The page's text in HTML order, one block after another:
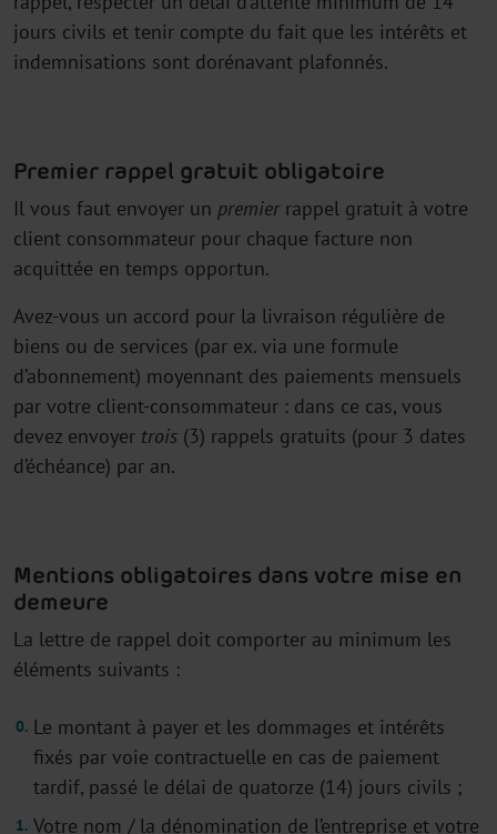
jours civils et tenir compte du fait que les intérêts et
indemnisations sont dorénavant plafonnés.
Premier rappel gratuit obligatoire
Il vous faut envoyer un premierrappel gratuit à votre
client consommateur pour chaque facture non
acquittée en temps opportun.
Avez-vous un accord pour la livraison régulière de
biens ou de services (par ex. via une formule
d’abonnement) moyennant des paiements mensuels
par votre client-consommateur : dans ce cas, vous
devez envoyer trois (3) rappels gratuits (pour 3 dates
d’échéance) par an.
Mentions obligatoires dans votre mise en
demeure
La lettre de rappel doit comporter au minimum les
éléments suivants :
Le montant à payer et les dommages et intérêts
fixés par voie contractuelle en cas de paiement
tardif, passé le délai de quatorze (14) jours civils ;
Votre nom / la dénomination de l’entreprise et votre